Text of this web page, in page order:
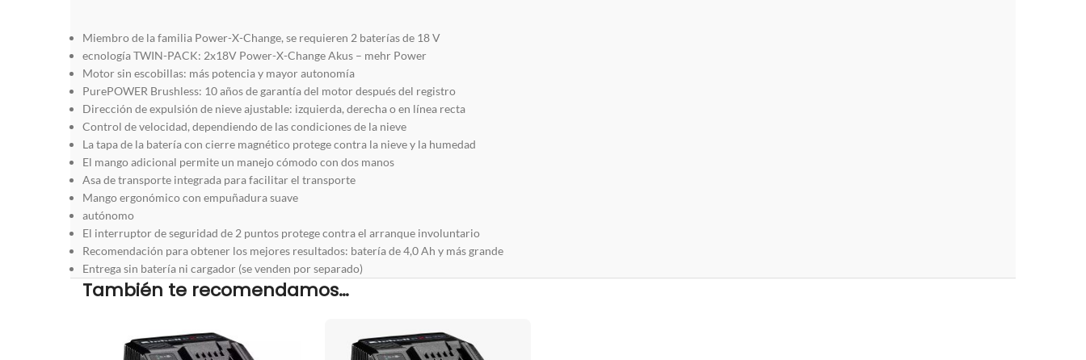
Miembro de la familia Power-X-Change, se requieren 2 baterías de 18 V
ecnología TWIN-PACK: 2x18V Power-X-Change Akus – mehr Power
Motor sin escobillas: más potencia y mayor autonomía
PurePOWER Brushless: 10 años de garantía del motor después del registro
Dirección de expulsión de nieve ajustable: izquierda, derecha o en línea recta
Control de velocidad, dependiendo de las condiciones de la nieve
La tapa de la batería con cierre magnético protege contra la nieve y la humedad
El mango adicional permite un manejo cómodo con dos manos
Asa de transporte integrada para facilitar el transporte
Mango ergonómico con empuñadura suave
autónomo
El interruptor de seguridad de 2 puntos protege contra el arranque involuntario
Recomendación para obtener los mejores resultados: batería de 4,0 Ah y más grande
Entrega sin batería ni cargador (se venden por separado)
También te recomendamos…